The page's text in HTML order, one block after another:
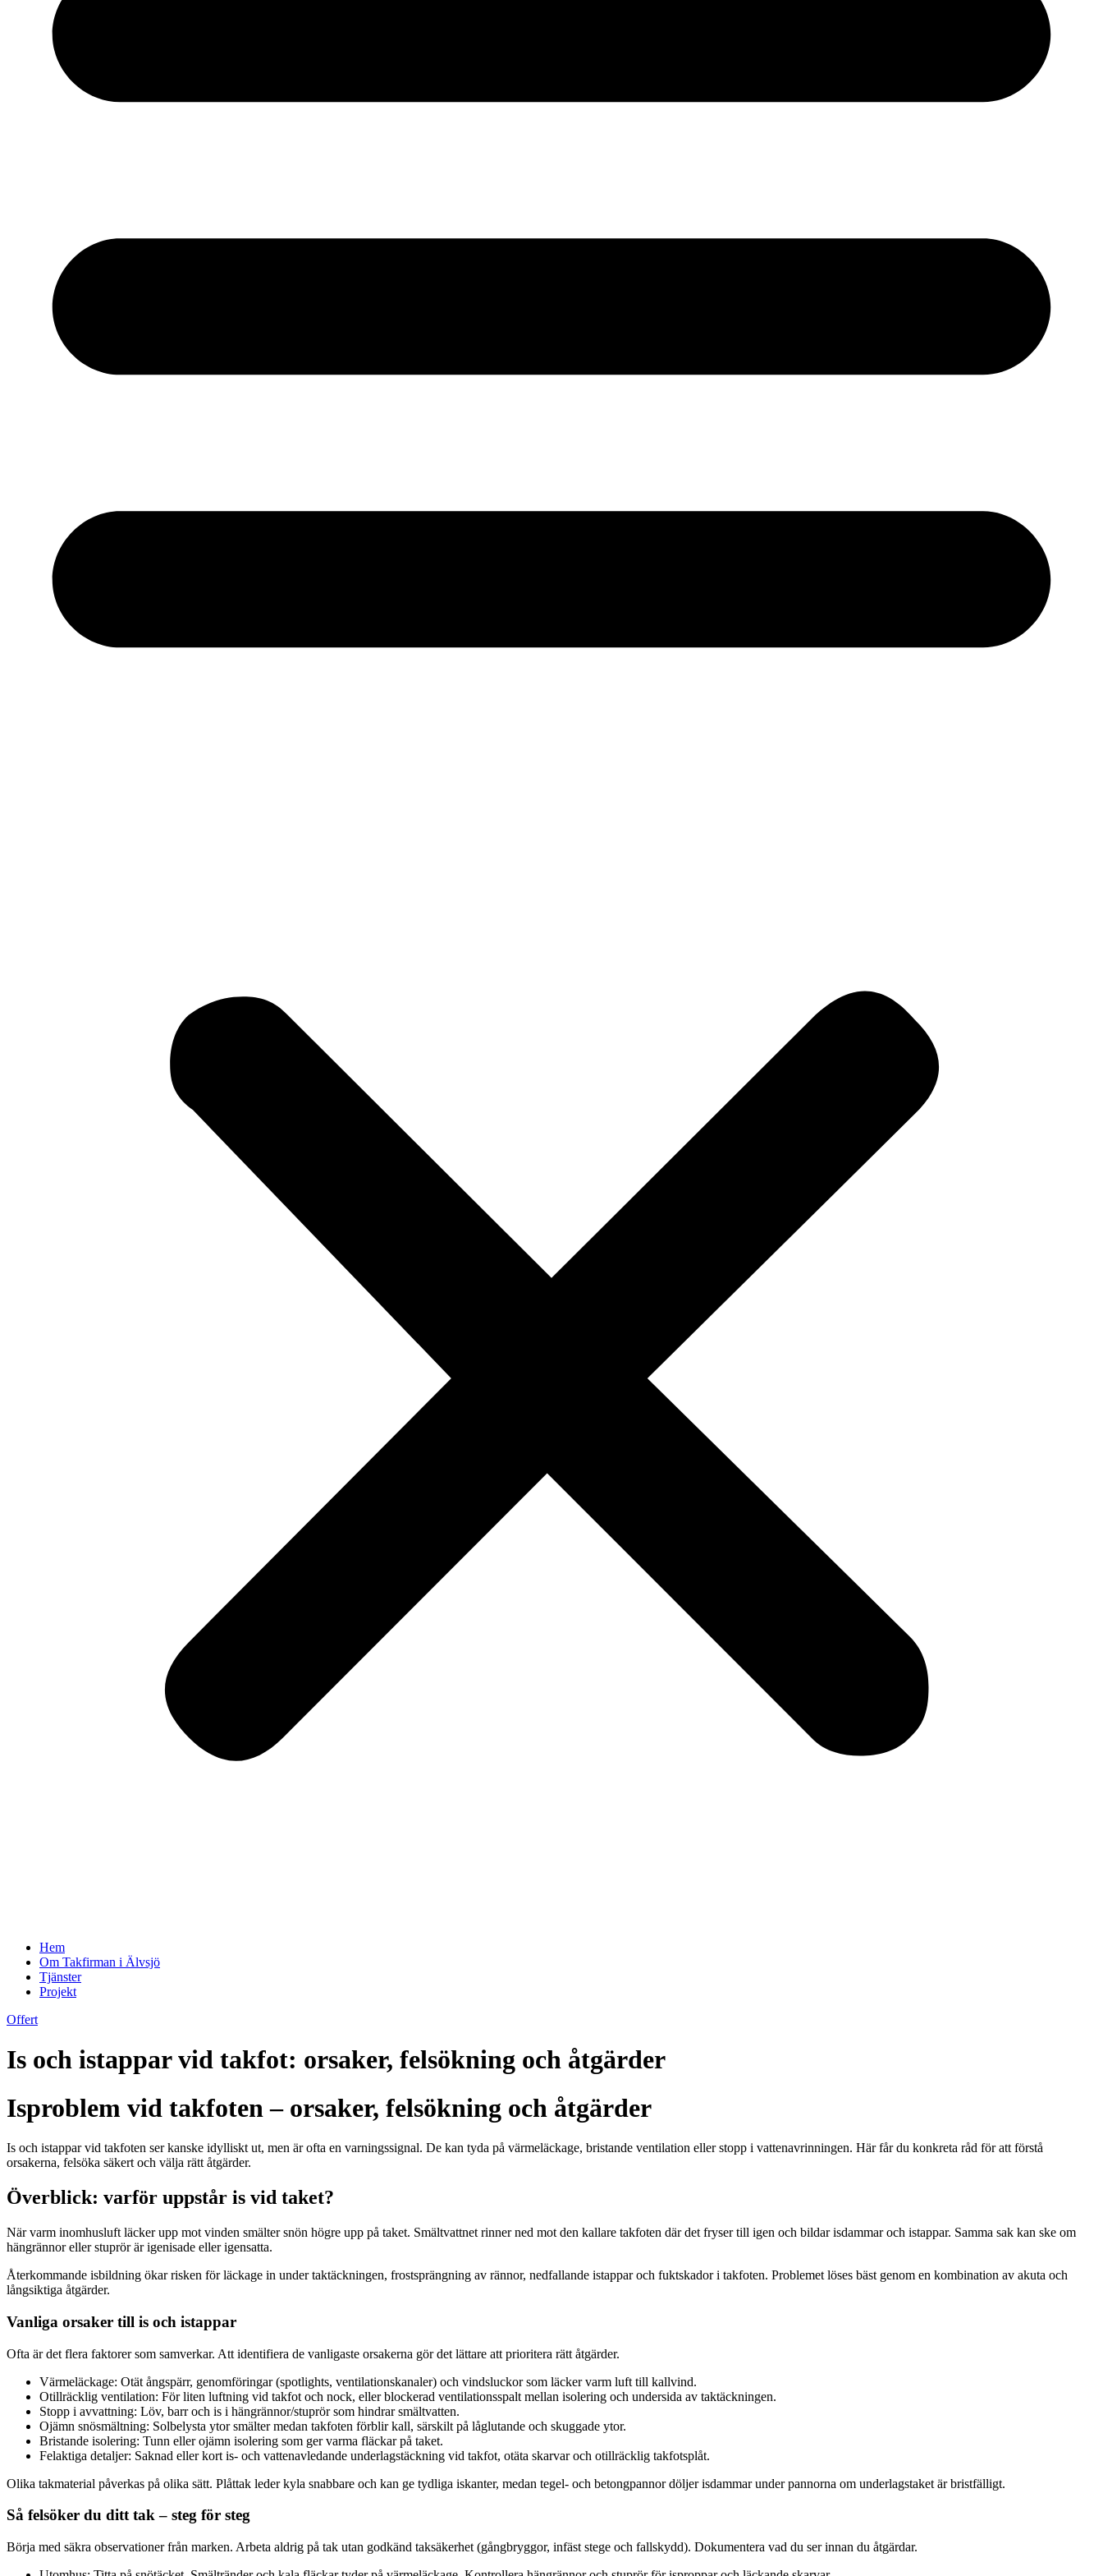
Hem
Om Takfirman i Älvsjö
Tjänster
Projekt
Offert
Is och istappar vid takfot: orsaker, felsökning och åtgärder
Isproblem vid takfoten – orsaker, felsökning och åtgärder
Is och istappar vid takfoten ser kanske idylliskt ut, men är ofta en varningssignal. De kan tyda på värmeläckage, bristande ventilation eller stopp i vattenavrinningen. Här får du konkreta råd för att förstå
orsakerna, felsöka säkert och välja rätt åtgärder.
Överblick: varför uppstår is vid taket?
När varm inomhusluft läcker upp mot vinden smälter snön högre upp på taket. Smältvattnet rinner ned mot den kallare takfoten där det fryser till igen och bildar isdammar och istappar. Samma sak kan ske om
hängrännor eller stuprör är igenisade eller igensatta.
Återkommande isbildning ökar risken för läckage in under taktäckningen, frostsprängning av rännor, nedfallande istappar och fuktskador i takfoten. Problemet löses bäst genom en kombination av akuta och
långsiktiga åtgärder.
Vanliga orsaker till is och istappar
Ofta är det flera faktorer som samverkar. Att identifiera de vanligaste orsakerna gör det lättare att prioritera rätt åtgärder.
Värmeläckage: Otät ångspärr, genomföringar (spotlights, ventilationskanaler) och vindsluckor som läcker varm luft till kallvind.
Otillräcklig ventilation: För liten luftning vid takfot och nock, eller blockerad ventilationsspalt mellan isolering och undersida av taktäckningen.
Stopp i avvattning: Löv, barr och is i hängrännor/stuprör som hindrar smältvatten.
Ojämn snösmältning: Solbelysta ytor smälter medan takfoten förblir kall, särskilt på låglutande och skuggade ytor.
Bristande isolering: Tunn eller ojämn isolering som ger varma fläckar på taket.
Felaktiga detaljer: Saknad eller kort is- och vattenavledande underlagstäckning vid takfot, otäta skarvar och otillräcklig takfotsplåt.
Olika takmaterial påverkas på olika sätt. Plåttak leder kyla snabbare och kan ge tydliga iskanter, medan tegel- och betongpannor döljer isdammar under pannorna om underlagstaket är bristfälligt.
Så felsöker du ditt tak – steg för steg
Börja med säkra observationer från marken. Arbeta aldrig på tak utan godkänd taksäkerhet (gångbryggor, infäst stege och fallskydd). Dokumentera vad du ser innan du åtgärdar.